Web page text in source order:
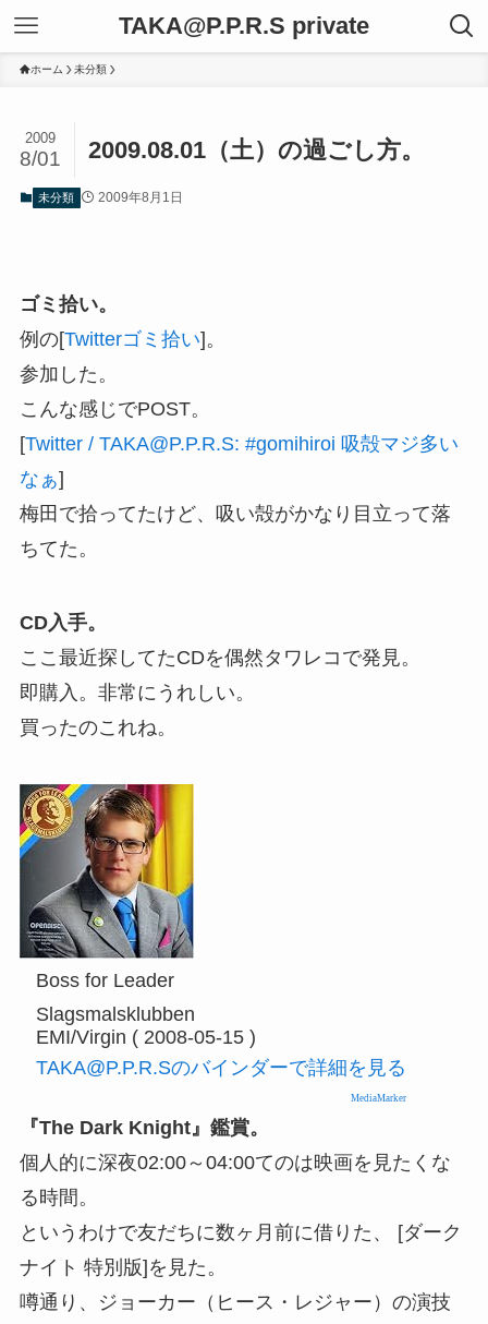
TAKA@P.P.R.S private
ホーム 未分類
2009.08.01（土）の過ごし方。
2009
8/01
未分類 2009年8月1日
ゴミ拾い。
例の[Twitterゴミ拾い]。
参加した。
こんな感じでPOST。
[Twitter / TAKA@P.P.R.S: #gomihiroi 吸殻マジ多い
なぁ]
梅田で拾ってたけど、吸い殻がかなり目立って落
ちてた。
CD入手。
ここ最近探してたCDを偶然タワレコで発見。
即購入。非常にうれしい。
買ったのこれね。
Boss for Leader
Slagsmalsklubben
EMI/Virgin ( 2008-05-15 )
TAKA@P.P.R.Sのバインダーで詳細を見る
MediaMarker
『The Dark Knight』鑑賞。
個人的に深夜02:00～04:00てのは映画を見たくな
る時間。
というわけで友だちに数ヶ月前に借りた、 [ダーク
ナイト 特別版]を見た。
噂通り、ジョーカー（ヒース・レジャー）の演技